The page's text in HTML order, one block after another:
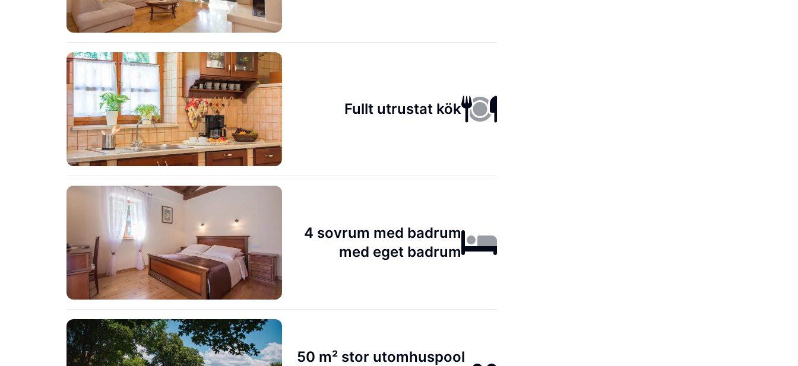
Fullt utrustat kök
4 sovrum med badrum
med eget badrum
50 m² stor utomhuspool